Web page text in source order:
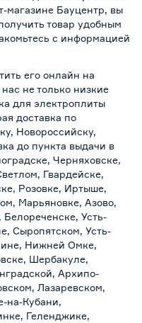
магазине Бауцентр, вы
товар удобным
с информацией
его онлайн на
не только низкие
для электроплиты
доставка по
Новороссийску,
до пункта выдачи в
Черняховске,
Гвардейске,
Розовке, Иртыше,
Марьяновке, Азово,
Усть-
Сыропятском, Усть-
Нижней Омке,
Шербакуле,
Архипо-
Лазаревском,
на-Кубани,
Геленджике,